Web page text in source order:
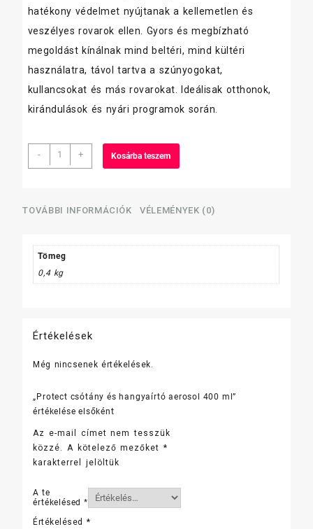
hatékony védelmet nyújtanak a kellemetlen és
veszélyes rovarok ellen. Gyors és megbízható
megoldást kínálnak mind beltéri, mind kültéri
használatra, távol tartva a szúnyogokat,
kullancsokat és más rovarokat. Ideálisak otthonok,
kirándulások és nyári programok során.
-
Protect
csótány
aerosol
mennyiség
+ Kosárba teszem
TOVÁBBI INFORMÁCIÓK VÉLEMÉNYEK (0)
Tömeg
0,4 kg
Értékelések
Még nincsenek értékelések.
„Protect csótány és hangyaírtó aerosol 400 ml”
értékelése elsőként
Az e-mail címet nem tesszük
közzé. A kötelező mezőket *
karakterrel jelöltük
A te
értékelésed*
Értékelésed *